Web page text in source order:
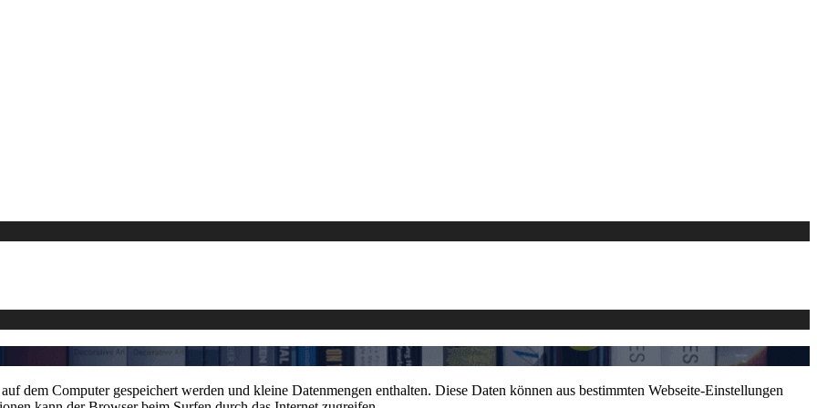
dem Computer gespeichert werden und kleine Datenmengen enthalten. Diese Daten können aus bestimmten Webseite-Einstellungen